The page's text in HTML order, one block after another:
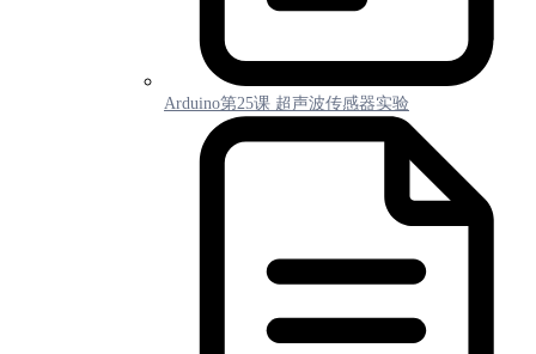
Arduino第25课 超声波传感器实验